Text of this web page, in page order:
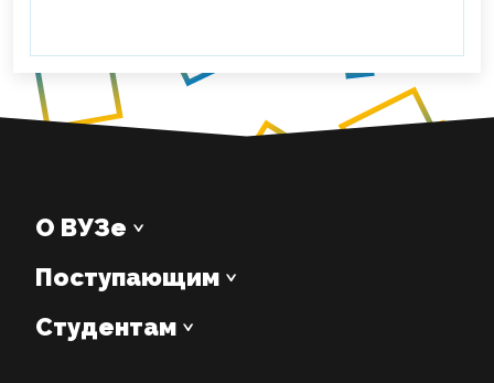
О ВУЗе
Поступающим
Студентам